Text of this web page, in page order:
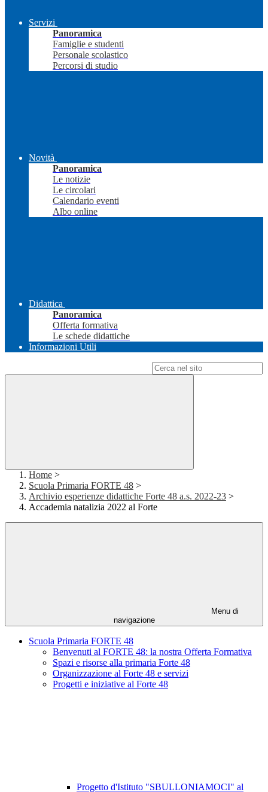
Servizi
Panoramica
Famiglie e studenti
Personale scolastico
Percorsi di studio
Novità
Panoramica
Le notizie
Le circolari
Calendario eventi
Albo online
Didattica
Panoramica
Offerta formativa
Le schede didattiche
Informazioni Utili
Home >
Scuola Primaria FORTE 48 >
Archivio esperienze didattiche Forte 48 a.s. 2022-23 >
Accademia natalizia 2022 al Forte
Menu di
navigazione
Scuola Primaria FORTE 48
Benvenuti al FORTE 48: la nostra Offerta Formativa
Spazi e risorse alla primaria Forte 48
Organizzazione al Forte 48 e servizi
Progetti e iniziative al Forte 48
Progetto d'Istituto "SBULLONIAMOCI" al